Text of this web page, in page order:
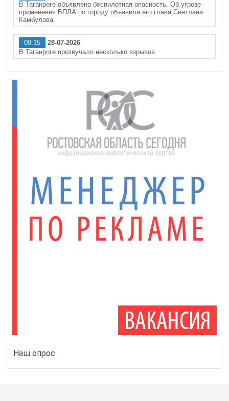
В Таганроге объявлена беспилотная опасность. Об угрозе
применения БПЛА по городу объявила его глава Светлана
Камбулова.
09:15
28-07-2026
В Таганроге прозвучало несколько взрывов.
Наш опрос